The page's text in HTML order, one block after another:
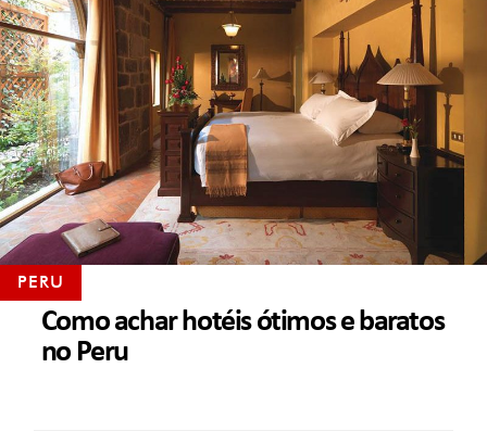
PERU
Como achar hotéis ótimos e baratos
no Peru